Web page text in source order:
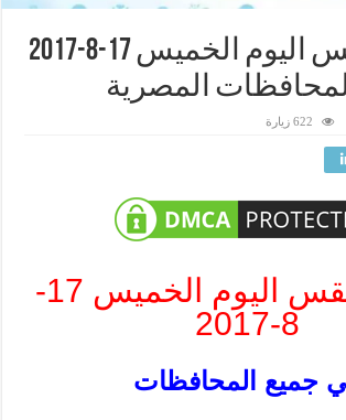
حالة الطقس اليوم الخميس 17-8-2017
المصرية
622 زيارة
حالة الطقس اليوم الخميس 17-
8-2017
جميع المحافظات